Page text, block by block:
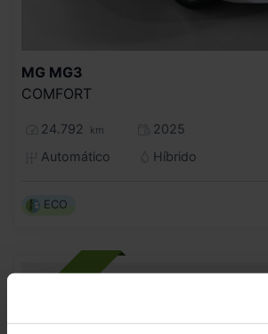
MG MG3
COMFORT
24.792 km
2025
Automático
Híbrido
ECO